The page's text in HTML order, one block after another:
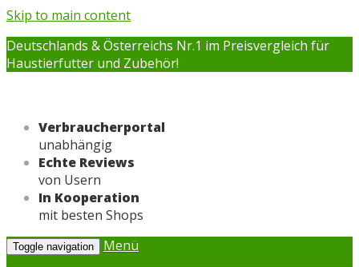
Skip to main content
Deutschlands & Österreichs Nr.1 im Preisvergleich für
Haustierfutter und Zubehör!
Verbraucherportal
unabhängig
Echte Reviews
von Usern
In Kooperation
mit besten Shops
Toggle navigation
Menü